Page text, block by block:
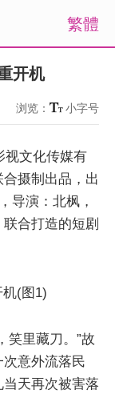
繁體
开机
浏览： 小字号
视文化传媒有
摄制出品，出
导演：北枫，
合打造的短剧
笑里藏刀。”故
意外流落民
天再次被害落